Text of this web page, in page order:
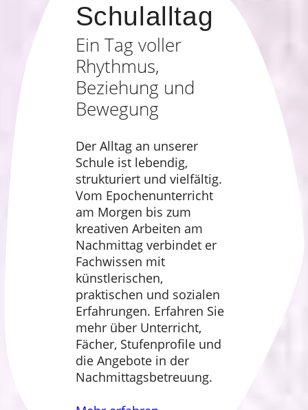
Schulalltag
Ein Tag voller
Rhythmus,
Beziehung und
Bewegung
Der Alltag an unserer
Schule ist lebendig,
strukturiert und vielfältig.
Vom Epochenunterricht
am Morgen bis zum
kreativen Arbeiten am
Nachmittag verbindet er
Fachwissen mit
künstlerischen,
praktischen und sozialen
Erfahrungen. Erfahren Sie
mehr über Unterricht,
Fächer, Stufenprofile und
die Angebote in der
Nachmittagsbetreuung.